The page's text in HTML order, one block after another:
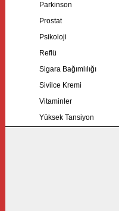
Parkinson
Prostat
Psikoloji
Reflü
Sigara Bağımlılığı
Sivilce Kremi
Vitaminler
Yüksek Tansiyon